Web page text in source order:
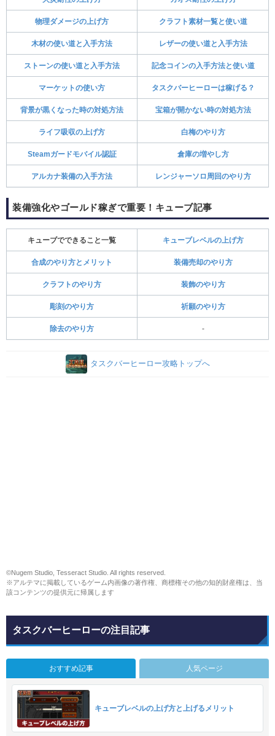
物理ダメージの上げ方 クラフト素材一覧と使い道
木材の使い道と入手方法 レザーの使い道と入手方法
ストーンの使い道と入手方法 記念コインの入手方法と使い道
マーケットの使い方 タスクバーヒーローは稼げる？
背景が黒くなった時の対処方法 宝箱が開かない時の対処方法
ライフ吸収の上げ方 白梅のやり方
Steamガードモバイル認証 倉庫の増やし方
アルカナ装備の入手方法 レンジャーソロ周回のやり方
装備強化やゴールド稼ぎで重要！キューブ記事
キューブでできること一覧 キューブレベルの上げ方
合成のやり方とメリット 装備売却のやり方
クラフトのやり方 装飾のやり方
彫刻のやり方 祈願のやり方
除去のやり方 -
タスクバーヒーロー攻略トップへ
©Nugem Studio, Tesseract Studio. All rights reserved.
※アルテマに掲載しているゲーム内画像の著作権、商標権その他の知的財産権は、当
該コンテンツの提供元に帰属します
タスクバーヒーローの注目記事
おすすめ記事 人気ページ
キューブレベルの上げ方と上げるメリット